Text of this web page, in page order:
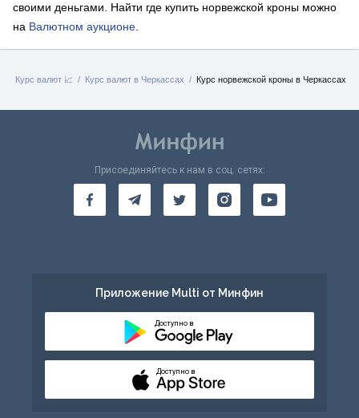
своими деньгами. Найти где купить норвежской кроны можно
на Валютном аукционе
Курс валют 📈 Курс валют в Черкассах Курс норвежской кроны в Черкассах
Присоединяйтесь к нам в соц. сетях:
Приложение Multi от Минфин
Доступно в
Доступно в